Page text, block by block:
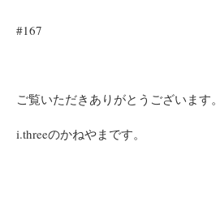
#167
ご覧いただきありがとうございます。
i.threeのかねやまです。